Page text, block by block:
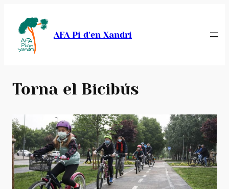
contingut
AFA Pi d'en Xandri
Torna el Bicibús